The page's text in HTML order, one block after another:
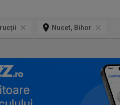
Nucet, Bihor